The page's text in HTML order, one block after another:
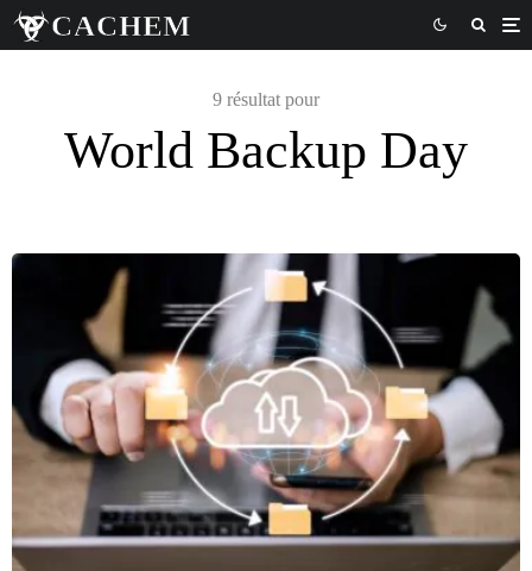
9 résultat pour
World Backup Day